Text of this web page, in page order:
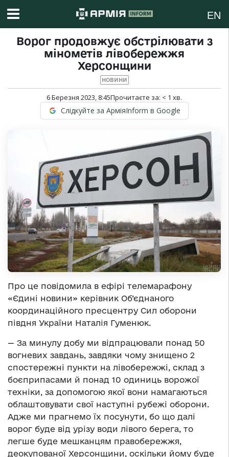
EN
Ворог продовжує обстрілювати з
мінометів лівобережжя
Херсонщини
НОВИНИ
6 Березня 2023, 8:45Прочитаєте за: < 1 хв.
Слідкуйте за АрміяInform в Google
Про це повідомила в ефірі телемарафону
«Єдині новини» керівник Об’єднаного
координаційного пресцентру Сил оборони
півдня України Наталія Гуменюк.
— За минулу добу ми відпрацювали понад 50
вогневих завдань, завдяки чому знищено 2
спостережні пункти на лівобережжі, склад з
боєприпасами й понад 10 одиниць ворожої
техніки, за допомогою якої вони намагаються
облаштовувати свої наступні рубежі оборони.
Адже ми прагнемо їх посунути, бо що далі
ворог буде від урізу води лівого берега, то
легше буде мешканцям правобережжя,
деокупованої Херсонщини, оскільки йому буде